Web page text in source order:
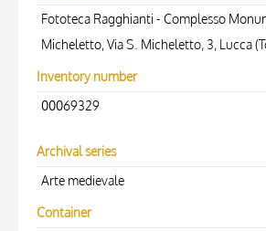
Fototeca Ragghianti - Complesso
Micheletto, Via S. Micheletto, 3, Lucca
Inventory number
00069329
Archival series
Arte medievale
Container